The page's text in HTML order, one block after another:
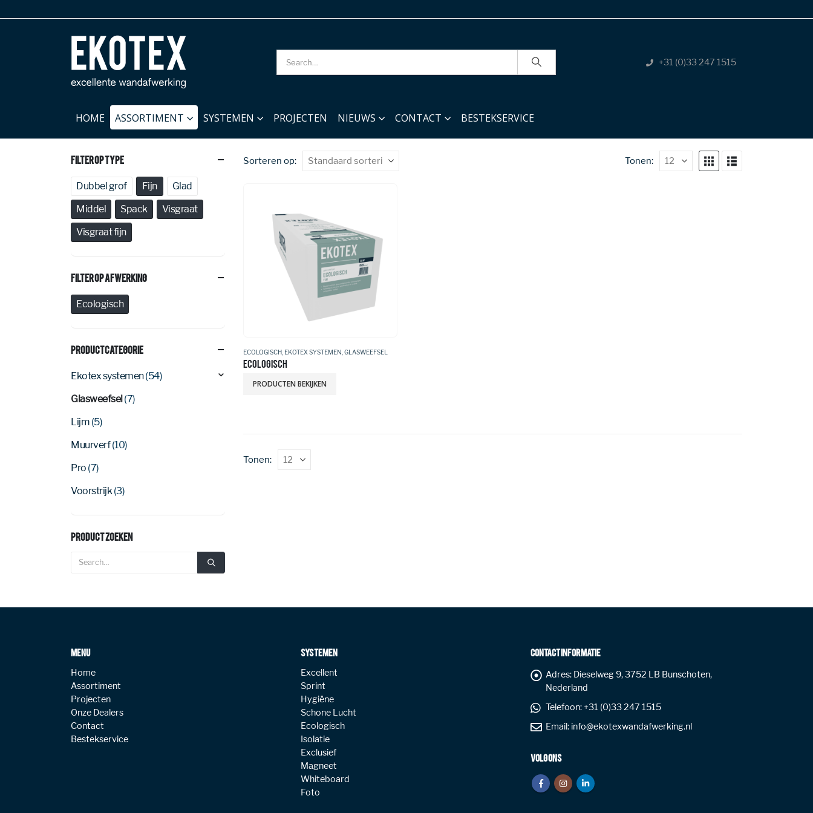
+31 (0)33 247 1515
HOME ASSORTIMENT SYSTEMEN PROJECTEN NIEUWS CONTACT BESTEKSERVICE
Sorteren op: Tonen:
ECOLOGISCH EKOTEX SYSTEMEN GLASWEEFSEL
ECOLOGISCH
PRODUCTEN BEKIJKEN
Tonen:
Filter Op Type
Dubbel grof Fijn
Glad
Middel
Spack
Visgraat
Visgraat fijn
Filter Op Afwerking
Ecologisch
Productcategorie
Ekotex systemen(54)
Glasweefsel(7)
Lijm (5)
Muurverf (10)
Pro (7)
Voorstrijk(3)
Product Zoeken
MENU
Home
Assortiment
Projecten
Onze Dealers
Contact
Bestekservice
SYSTEMEN
Excellent
Sprint
Hygiëne
Schone Lucht
Ecologisch
Isolatie
Exclusief
Magneet
Whiteboard
Foto
CONTACT INFORMATIE
Adres: Dieselweg 9, 3752 LB Bunschoten,
Nederland
Telefoon: +31 (0)33 247 1515
Email: info@ekotexwandafwerking.nl
VOLG ONS